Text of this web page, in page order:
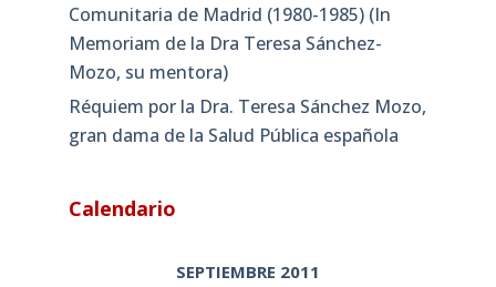
Comunitaria de Madrid (1980-1985) (In
Memoriam de la Dra Teresa Sánchez-
Mozo, su mentora)
Réquiem por la Dra. Teresa Sánchez Mozo,
gran dama de la Salud Pública española
Calendario
SEPTIEMBRE 2011